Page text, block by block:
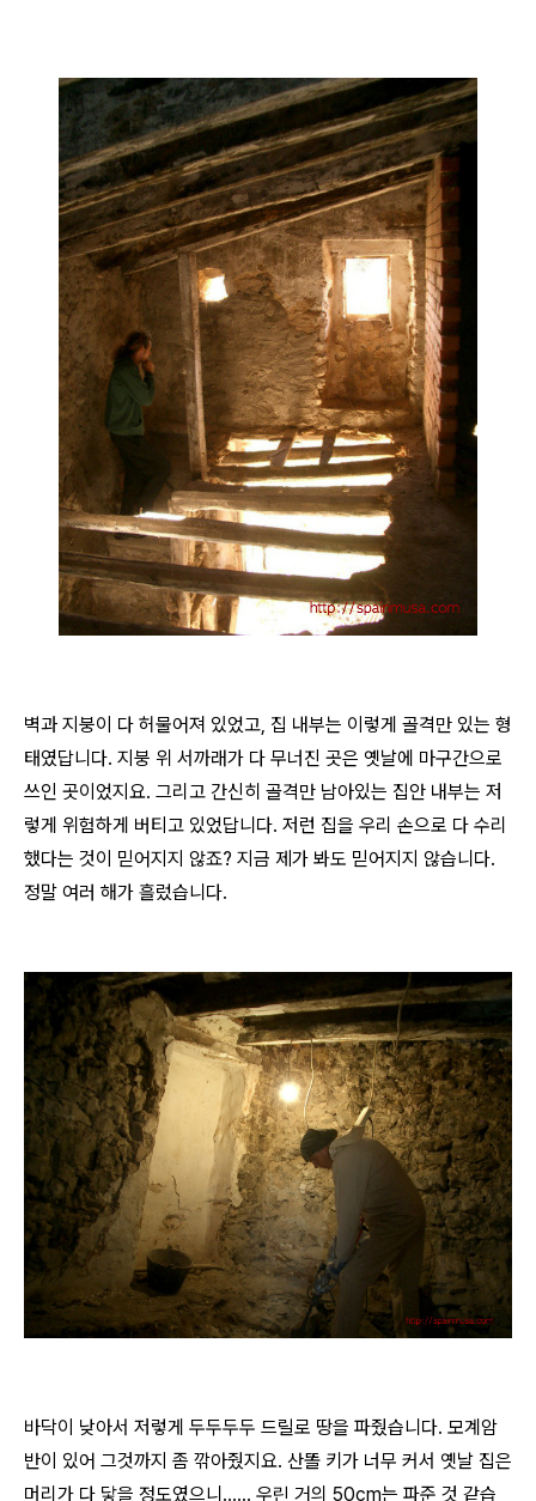
벽과 지붕이 다 허물어져 있었고, 집 내부는 이렇게 골격만 있는 형
태였답니다. 지붕 위 서까래가 다 무너진 곳은 옛날에 마구간으로
쓰인 곳이었지요. 그리고 간신히 골격만 남아있는 집안 내부는 저
렇게 위험하게 버티고 있었답니다. 저런 집을 우리 손으로 다 수리
했다는 것이 믿어지지 않죠? 지금 제가 봐도 믿어지지 않습니다.
정말 여러 해가 흘렀습니다.
바닥이 낮아서 저렇게 두두두두 드릴로 땅을 파줬습니다. 모계암
반이 있어 그것까지 좀 깎아줬지요. 산똘 키가 너무 커서 옛날 집은
머리가 다 닿을 정도였으니...... 우린 거의 50cm는 파준 것 같습